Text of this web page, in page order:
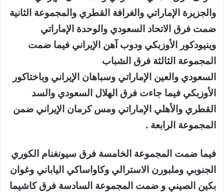
والجزيرة الإماراتي والغرافة القطري والمجموعة الثانية
ضمت فرق الاتحاد السعودي والوحدة الإماراتي
وينيودكور الأوزبكي ودوب آهن الإيراني فيما ضمت
المجموعة الثالثة فرق الشباب
السعودي والعين الإماراتي وسباهان الإيراني وباختاكور
الأوزبكي فيما جاءت فرق الهلال السعودي والسد
القطري والأهلي الإماراتي ومس كرمان الإيراني ضمن
المجموعة الرابعة .
فيما ضمت المجموعة الخامسة فرق سيونغنام الكوري
الجنوبي وملبورن الاسترالي وكاواساكي الياباني وغوان
بكين الصيني و ضمت المجموعة السادسة فرق كاشيما